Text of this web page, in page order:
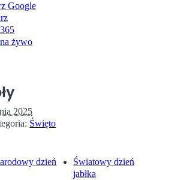
Google
żywo
2025
Święto
dzień
Światowy dzień
jabłka